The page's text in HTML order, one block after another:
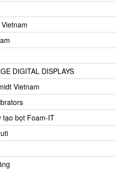
DIGITAL DISPLAYS
Vietnam
tạo bọt Foam-IT